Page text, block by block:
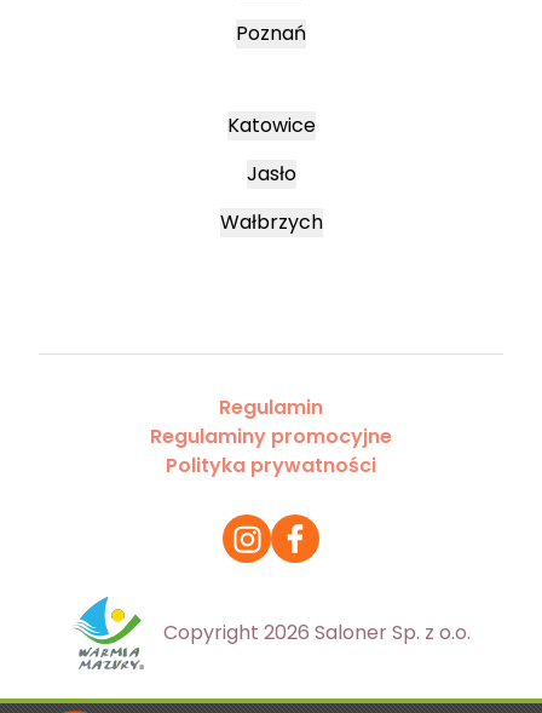
Poznań
Katowice
Jasło
Wałbrzych
Regulamin
Regulaminy promocyjne
Polityka prywatności
Copyright 2026 Saloner Sp. z o.o.